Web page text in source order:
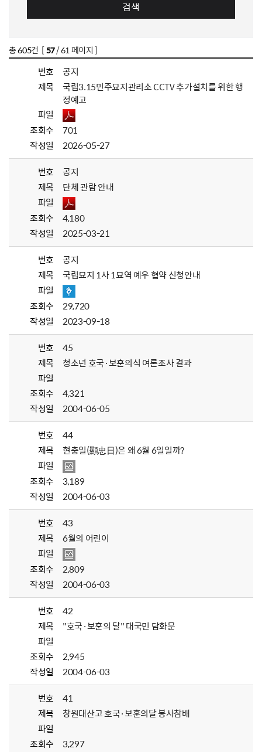
검색
총605건 [57/ 61 페이지 ]
번호
공지
제목
국립3.15민주묘지관리소 CCTV 추가설치를 위한 행
정예고
파일
조회수
701
작성일
2026-05-27
번호
공지
제목
단체 관람 안내
파일
조회수
4,180
작성일
2025-03-21
번호
공지
제목
국립묘지 1사 1묘역 예우 협약 신청안내
파일
조회수
29,720
작성일
2023-09-18
번호
45
제목
청소년 호국·보훈의식 여론조사 결과
파일
조회수
4,321
작성일
2004-06-05
번호
44
제목
현충일(顯忠日)은 왜 6월 6일일까?
파일
조회수
3,189
작성일
2004-06-03
번호
43
제목
6월의 어린이
파일
조회수
2,809
작성일
2004-06-03
번호
42
제목
"호국·보훈의 달" 대국민 담화문
파일
조회수
2,945
작성일
2004-06-03
번호
41
제목
창원대산고 호국·보훈의달 봉사참배
파일
조회수
3,297